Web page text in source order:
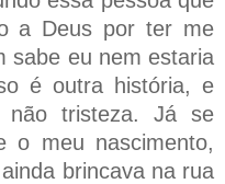
a Deus por ter me
sabe eu nem estaria
é outra história, e
tristeza. Já se
o meu nascimento,
brincava na rua